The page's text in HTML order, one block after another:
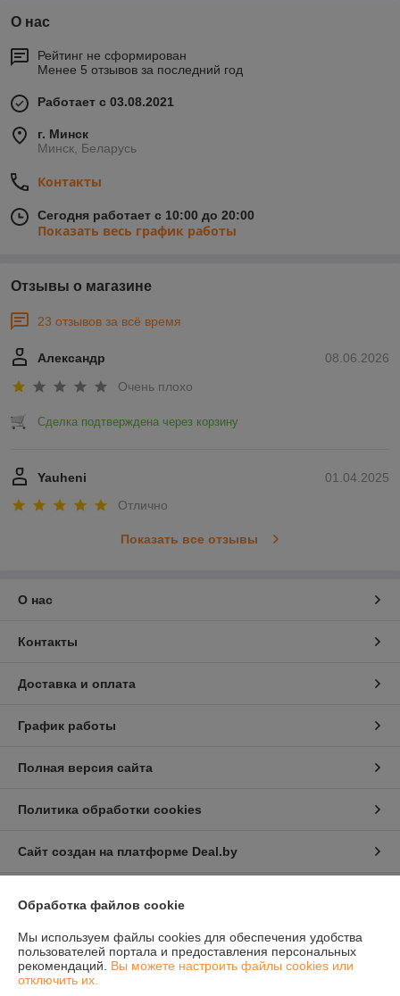
О нас
Рейтинг не сформирован
Менее 5 отзывов за последний год
Работает с 03.08.2021
г. Минск
Минск, Беларусь
Контакты
Сегодня работает с 10:00 до 20:00
Показать весь график работы
Отзывы о магазине
23 отзывов за всё время
08.06.2026
Александр
Очень плохо
Сделка подтверждена через корзину
01.04.2025
Yauheni
Отлично
Показать все отзывы
О нас
Контакты
Доставка и оплата
График работы
Полная версия сайта
Политика обработки cookies
Сайт создан на платформе Deal.by
Информация для покупателя
Юридическое лицо:Общество с ограниченной ответственностью
"Проектатек"
220090,г .Минск., ул.Олешева д.1
Обработка файлов cookie
Мы используем файлы cookies для обеспечения удобства
пользователей портала и предоставления персональных
рекомендаций. Вы можете настроить файлы cookies или
отключить их.